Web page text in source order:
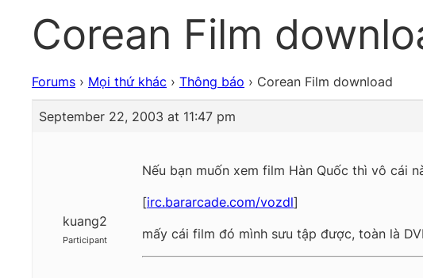
Corean Film
Forums › Mọi thứ khác › Thông báo › Corean Film download
September 22, 2003 at 11:47 pm
kuang2
Participant
Nếu bạn muốn xem film Hàn Quốc thì vô cái
[irc.bararcade.com/vozdl]
mấy cái film đó mình sưu tập được, toàn là